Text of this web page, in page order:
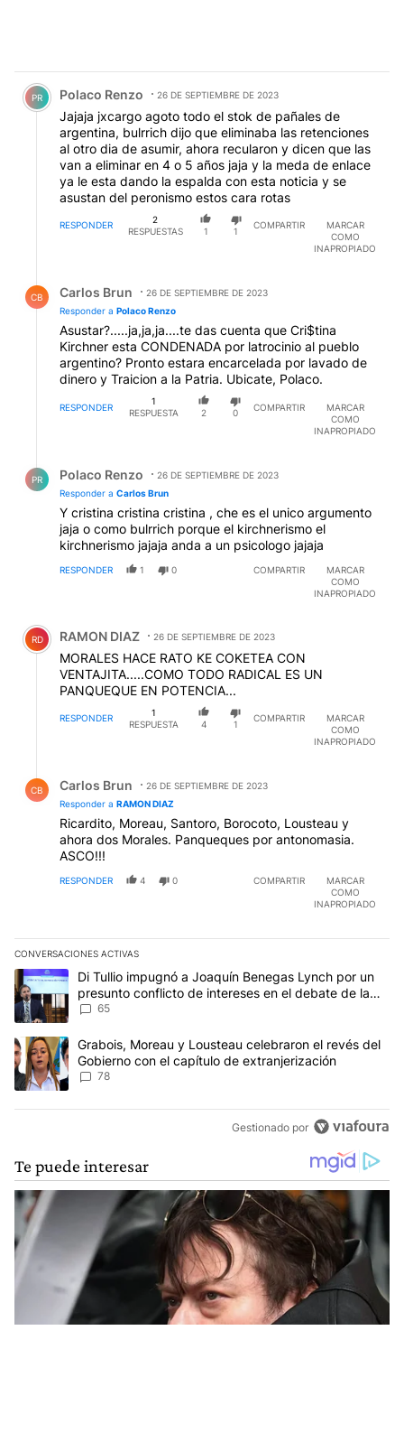
Comentario de Polaco Renzo.
PR Polaco Renzo 26 DE SEPTIEMBRE DE 2023
Jajaja jxcargo agoto todo el stok de pañales de
argentina, bulrrich dijo que eliminaba las retenciones
al otro dia de asumir, ahora recularon y dicen que las
van a eliminar en 4 o 5 años jaja y la meda de enlace
ya le esta dando la espalda con esta noticia y se
asustan del peronismo estos cara rotas
RESPONDER
2
RESPUESTAS
1 1
COMPARTIR
MARCAR
COMO
INAPROPIADO
CB Carlos Brun
26 DE SEPTIEMBRE DE 2023
Responder a Polaco Renzo
Asustar?.....ja,ja,ja....te das cuenta que Cri$tina
Kirchner esta CONDENADA por latrocinio al pueblo
argentino? Pronto estara encarcelada por lavado de
dinero y Traicion a la Patria. Ubicate, Polaco.
RESPONDER
1
RESPUESTA
2 0
COMPARTIR
MARCAR
COMO
INAPROPIADO
PR Polaco Renzo
26 DE SEPTIEMBRE DE 2023
Responder a Carlos Brun
Y cristina cristina cristina , che es el unico argumento
jaja o como bulrrich porque el kirchnerismo el
kirchnerismo jajaja anda a un psicologo jajaja
RESPONDER 1 0 COMPARTIR
MARCAR
COMO
INAPROPIADO
Comentario de RAMON DIAZ.
RD RAMON DIAZ 26 DE SEPTIEMBRE DE 2023
MORALES HACE RATO KE COKETEA CON
VENTAJITA.....COMO TODO RADICAL ES UN
PANQUEQUE EN POTENCIA...
RESPONDER
1
RESPUESTA
4 1
COMPARTIR
MARCAR
COMO
INAPROPIADO
CB Carlos Brun
26 DE SEPTIEMBRE DE 2023
Responder a RAMON DIAZ
Ricardito, Moreau, Santoro, Borocoto, Lousteau y
ahora dos Morales. Panqueques por antonomasia.
ASCO!!!
RESPONDER 4 0 COMPARTIR
MARCAR
COMO
INAPROPIADO
CONVERSACIONES ACTIVAS
Este listado muestra los artículos con más comentarios en los
Un artículo de tendencia con el título "Di Tullio impugnó a
Di Tullio impugnó a Joaquín Benegas Lynch por un
presunto conflicto de intereses en el debate de la
Ley de Tierras
65
Un artículo de tendencia con el título "Grabois, Moreau y
Grabois, Moreau y Lousteau celebraron el revés del
Gobierno con el capítulo de extranjerización
78
Gestionado por